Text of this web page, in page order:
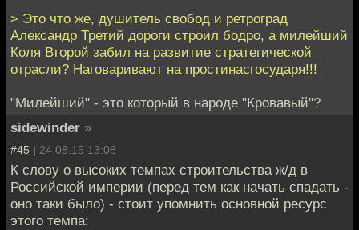
> Это что же, душитель свобод и ретроград
Александр Третий дороги строил бодро, а милейший
Коля Второй забил на развитие стратегической
отрасли? Наговаривают на простинасгосударя!!!
"Милейший" - это который в народе "Кровавый"?
sidewinder »
#45 | 24.08.15 13:08
К слову о высоких темпах строительства ж/д в
Российской империи (перед тем как начать спадать -
оно таки было) - стоит упомнить основной ресурс
этого темпа: